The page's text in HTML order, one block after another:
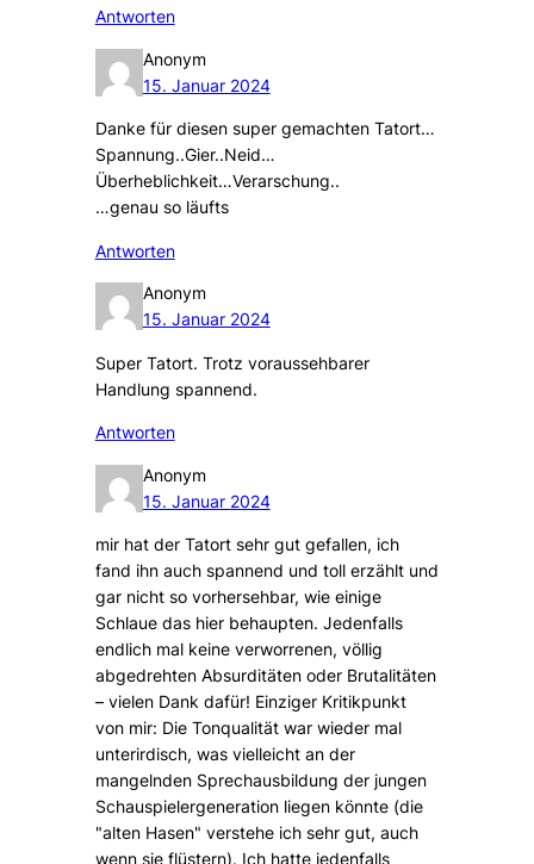
Antworten
Anonym
15. Januar 2024
Danke für diesen super gemachten Tatort…
Spannung..Gier..Neid…
Überheblichkeit…Verarschung..
…genau so läufts
Antworten
Anonym
15. Januar 2024
Super Tatort. Trotz voraussehbarer
Handlung spannend.
Antworten
Anonym
15. Januar 2024
mir hat der Tatort sehr gut gefallen, ich
fand ihn auch spannend und toll erzählt und
gar nicht so vorhersehbar, wie einige
Schlaue das hier behaupten. Jedenfalls
endlich mal keine verworrenen, völlig
abgedrehten Absurditäten oder Brutalitäten
– vielen Dank dafür! Einziger Kritikpunkt
von mir: Die Tonqualität war wieder mal
unterirdisch, was vielleicht an der
mangelnden Sprechausbildung der jungen
Schauspielergeneration liegen könnte (die
"alten Hasen" verstehe ich sehr gut, auch
wenn sie flüstern). Ich hatte jedenfalls